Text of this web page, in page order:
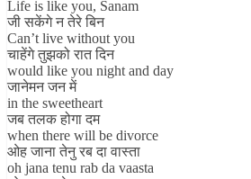
Life is like you, Sanam
जी सकेंगे न तेरे बिन
Can’t live without you
चाहेंगे तुझको रात दिन
would like you night and day
जानेमन जन में
in the sweetheart
जब तलक होगा दम
when there will be divorce
ओह जाना तेनु रब दा वास्ता
oh jana tenu rab da vaasta